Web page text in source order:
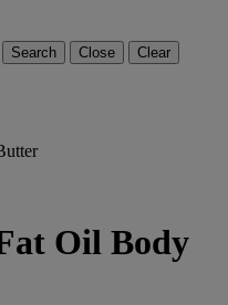
Search Close Clear
Oil Body